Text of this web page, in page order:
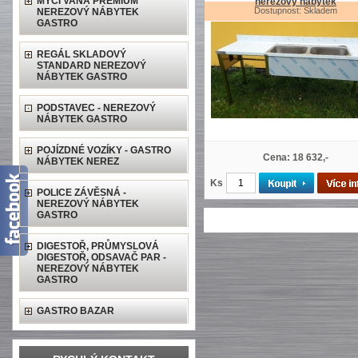
NEREZOVÝ NÁBYTEK
GASTRO
REGÁL SKLADOVÝ
STANDARD NEREZOVÝ
NÁBYTEK GASTRO
PODSTAVEC - NEREZOVÝ
NÁBYTEK GASTRO
POJÍZDNÉ VOZÍKY - GASTRO
NÁBYTEK NEREZ
POLICE ZÁVĚSNÁ -
NEREZOVÝ NÁBYTEK
GASTRO
DIGESTOŘ, PRŮMYSLOVÁ
DIGESTOŘ, ODSAVAČ PAR -
NEREZOVÝ NÁBYTEK
GASTRO
GASTRO BAZAR
Dostupnost: Skladem
Cena: 18 632,-
Ks